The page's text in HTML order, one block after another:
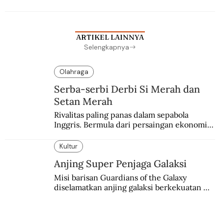
ARTIKEL LAINNYA
Selengkapnya
Olahraga
Serba-serbi Derbi Si Merah dan
Setan Merah
Rivalitas paling panas dalam sepabola
Inggris. Bermula dari persaingan ekonomi
Kultur
Anjing Super Penjaga Galaksi
Misi barisan Guardians of the Galaxy
diselamatkan anjing galaksi berkekuatan